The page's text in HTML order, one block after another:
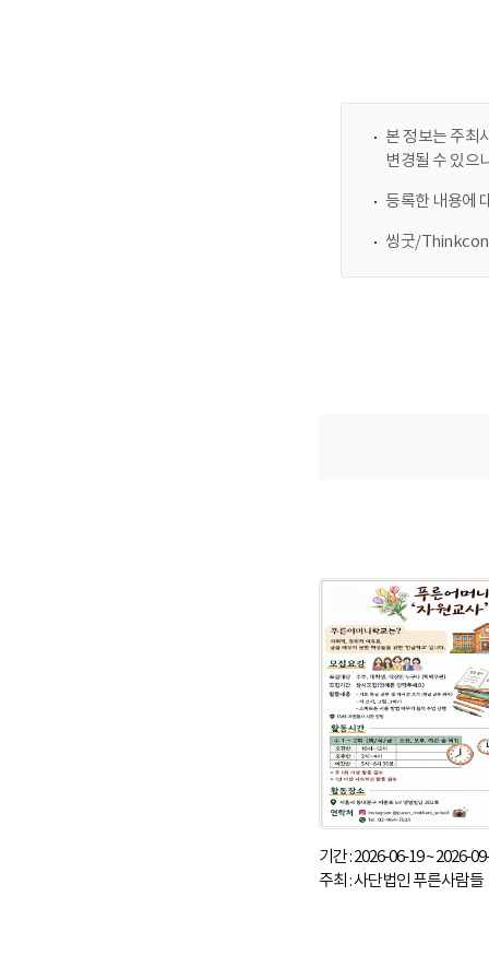
본 정보는 주최
변경될 수 있으
등록한 내용에
씽굿/
기간 : 2026-06-19 ~ 2026-
주최 : 사단법인 푸른사람들